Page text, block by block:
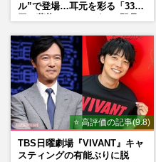
ル”で登場…耳元を彩る「3300
⭐ 高評価の記事(9.8)
TBS日曜劇場『VIVANT』キャ
スティングの有能ぶりに脱